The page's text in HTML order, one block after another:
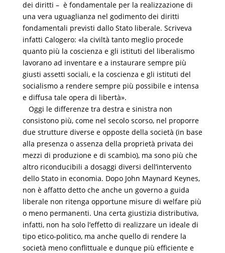
dei diritti – è fondamentale per la realizzazione di
una vera uguaglianza nel godimento dei diritti
fondamentali previsti dallo Stato liberale. Scriveva
infatti Calogero: «la civiltà tanto meglio procede
quanto più la coscienza e gli istituti del liberalismo
lavorano ad inventare e a instaurare sempre più
giusti assetti sociali, e la coscienza e gli istituti del
socialismo a rendere sempre più possibile e intensa
e diffusa tale opera di libertà».
Oggi le differenze tra destra e sinistra non
consistono più, come nel secolo scorso, nel proporre
due strutture diverse e opposte della società (in base
alla presenza o assenza della proprietà privata dei
mezzi di produzione e di scambio), ma sono più che
altro riconducibili a dosaggi diversi dell’intervento
dello Stato in economia. Dopo John Maynard Keynes,
non è affatto detto che anche un governo a guida
liberale non ritenga opportune misure di welfare più
o meno permanenti. Una certa giustizia distributiva,
infatti, non ha solo l’effetto di realizzare un ideale di
tipo etico-politico, ma anche quello di rendere la
società meno conflittuale e dunque più efficiente e